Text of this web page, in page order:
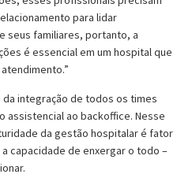
para lidar
seus familiares, portanto, a
é essencial em um hospital que
integração de todos os times
assistencial ao backoffice. Nesse
da gestão hospitalar é fator
capacidade de enxergar o todo –